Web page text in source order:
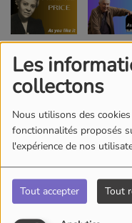
Les
collectons
Nous utilisons des
fonctionnalités proposés
l'expérience de nos
Tout accepter Tout